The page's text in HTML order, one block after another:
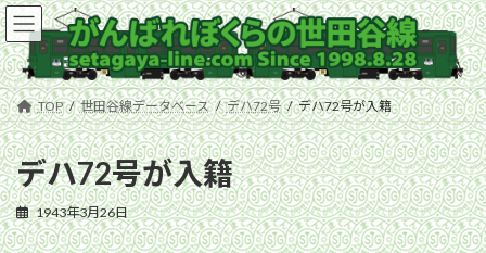
コ
ン
テ
ン
ツ
へ
ス
キ
ッ
プ
ナ
ビ
ゲ
ー
シ
ョ
ン
に
移
動
TOP 世田谷線データベース デハ72号 デハ72号が入籍
デハ72号が入籍
1943年3月26日